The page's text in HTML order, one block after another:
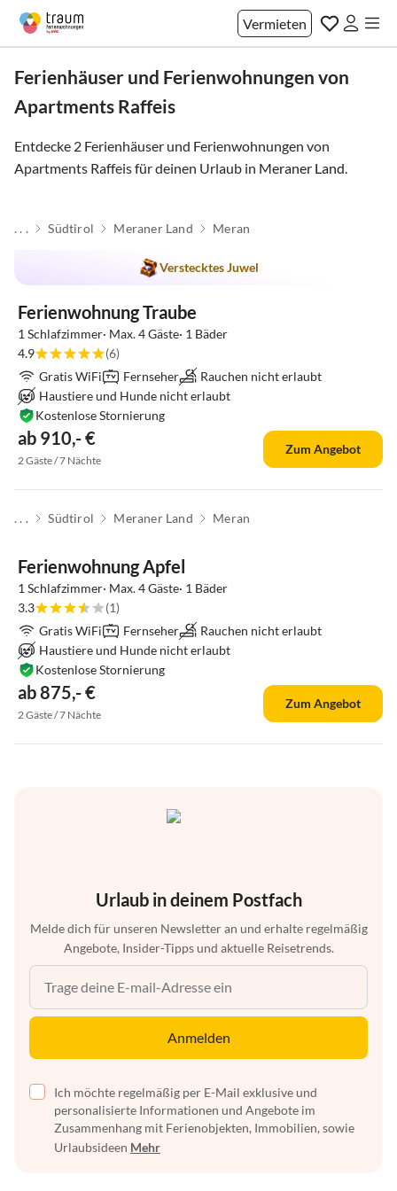
Vermieten
Ferienhäuser und Ferienwohnungen von
Apartments Raffeis
Entdecke 2 Ferienhäuser und Ferienwohnungen von
Apartments Raffeis für deinen Urlaub in Meraner Land.
. . . Südtirol Meraner Land Meran
Verstecktes Juwel
Ferienwohnung Traube
1 Schlafzimmer· Max. 4 Gäste· 1 Bäder
4.9
(6)
Gratis WiFi
Fernseher
Rauchen nicht erlaubt
Haustiere und Hunde nicht erlaubt
ab 910,- €
Kostenlose Stornierung
2 Gäste / 7 Nächte
Zum Angebot
. . . Südtirol Meraner Land Meran
Ferienwohnung Apfel
1 Schlafzimmer· Max. 4 Gäste· 1 Bäder
3.3
(1)
Gratis WiFi
Fernseher
Rauchen nicht erlaubt
Haustiere und Hunde nicht erlaubt
ab 875,- €
Kostenlose Stornierung
2 Gäste / 7 Nächte
Zum Angebot
Urlaub in deinem Postfach
Melde dich für unseren Newsletter an und erhalte regelmäßig
Angebote, Insider-Tipps und aktuelle Reisetrends.
Anmelden
Ich möchte regelmäßig per E-Mail exklusive und
personalisierte Informationen und Angebote im
Zusammenhang mit Ferienobjekten, Immobilien, sowie
Urlaubsideen Mehr